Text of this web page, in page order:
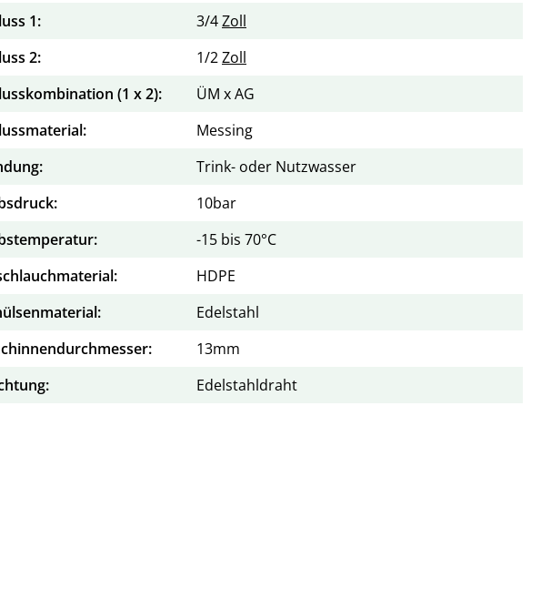
1: 3/4Zoll
2:
1/2Zoll
(1 x 2):
ÜM x AG
Messing
Trink- oder Nutzwasser
10bar
-15 bis 70°C
HDPE
Edelstahl
13mm
Edelstahldraht